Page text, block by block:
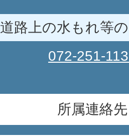
道路上の水もれ等
072-251-
所属連絡先